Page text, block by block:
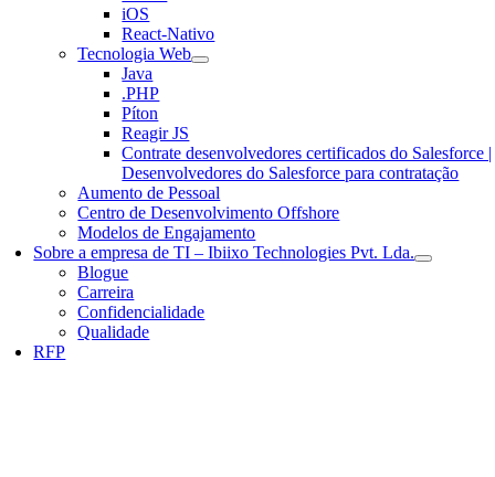
iOS
React-Nativo
Tecnologia Web
Java
.PHP
Píton
Reagir JS
Contrate desenvolvedores certificados do Salesforce |
Desenvolvedores do Salesforce para contratação
Aumento de Pessoal
Centro de Desenvolvimento Offshore
Modelos de Engajamento
Sobre a empresa de TI – Ibiixo Technologies Pvt. Lda.
Blogue
Carreira
Confidencialidade
Qualidade
RFP